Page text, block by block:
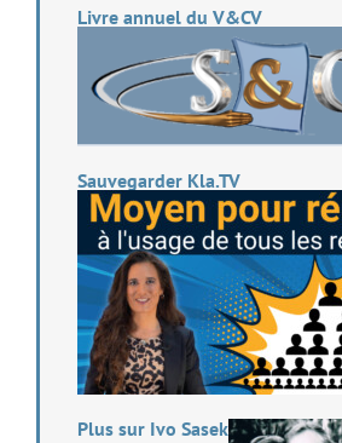
Livre annuel du V&CV
Sauvegarder Kla.TV
Plus sur Ivo Sasek